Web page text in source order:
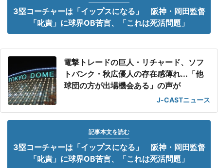
3塁コーチャーは「イップスになる」 阪神・岡田監督
「叱責」に球界OB苦言、「これは死活問題」
電撃トレードの巨人・リチャード、ソフ
トバンク・秋広優人の存在感薄れ...「他
球団の方が出場機会ある」の声が
J-CASTニュース
記事本文を読む
3塁コーチャーは「イップスになる」 阪神・岡田監督
「叱責」に球界OB苦言、「これは死活問題」